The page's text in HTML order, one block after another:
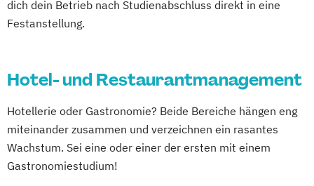
dich dein Betrieb nach Studienabschluss direkt in eine
Festanstellung.
Hotel- und Restaurantmanagement
Hotellerie oder Gastronomie? Beide Bereiche hängen eng
miteinander zusammen und verzeichnen ein rasantes
Wachstum. Sei eine oder einer der ersten mit einem
Gastronomiestudium!